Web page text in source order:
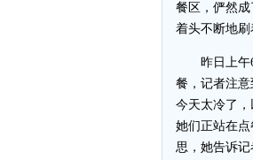
餐区，俨然
着头不断地刷
昨日上午6
餐，记者注
今天太冷了，
她们正站在
思，她告诉记